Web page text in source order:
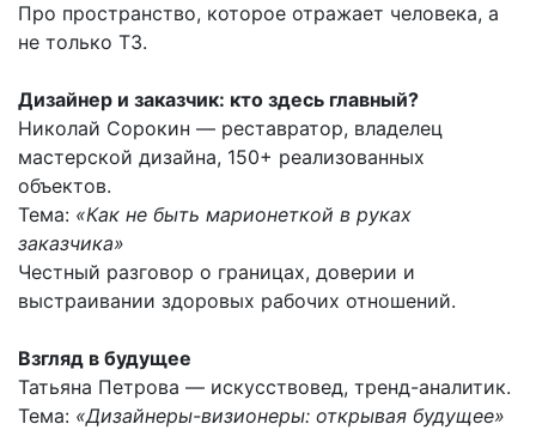
Про пространство, которое отражает человека, а
не только ТЗ.
Дизайнер и заказчик: кто здесь главный?
Николай Сорокин — реставратор, владелец
мастерской дизайна, 150+ реализованных
объектов.
Тема: «Как не быть марионеткой в руках
заказчика»
Честный разговор о границах, доверии и
выстраивании здоровых рабочих отношений.
Взгляд в будущее
Татьяна Петрова — искусствовед, тренд-аналитик.
Тема: «Дизайнеры-визионеры: открывая будущее»